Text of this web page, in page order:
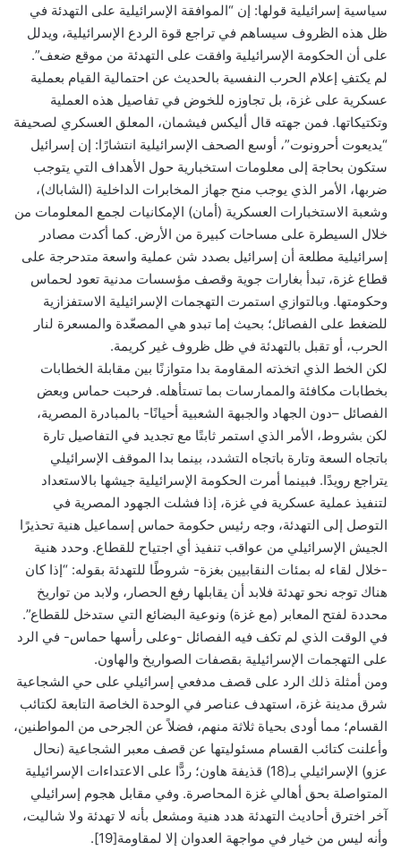
سياسية إسرائيلية قولها: إن “الموافقة الإسرائيلية على التهدئة في
ظل هذه الظروف سيساهم في تراجع قوة الردع الإسرائيلية، ويدلل
على أن الحكومة الإسرائيلية وافقت على التهدئة من موقع ضعف”.
لم يكتفِ إعلام الحرب النفسية بالحديث عن احتمالية القيام بعملية
عسكرية على غزة، بل تجاوزه للخوض في تفاصيل هذه العملية
وتكتيكاتها. فمن جهته قال أليكس فيشمان، المعلق العسكري لصحيفة
“يديعوت أحرونوت”، أوسع الصحف الإسرائيلية انتشارًا: إن إسرائيل
ستكون بحاجة إلى معلومات استخبارية حول الأهداف التي يتوجب
ضربها، الأمر الذي يوجب منح جهاز المخابرات الداخلية (الشاباك)،
وشعبة الاستخبارات العسكرية (أمان) الإمكانيات لجمع المعلومات من
خلال السيطرة على مساحات كبيرة من الأرض. كما أكدت مصادر
إسرائيلية مطلعة أن إسرائيل بصدد شن عملية واسعة متدحرجة على
قطاع غزة، تبدأ بغارات جوية وقصف مؤسسات مدنية تعود لحماس
وحكومتها. وبالتوازي استمرت التهجمات الإسرائيلية الاستفزازية
للضغط على الفصائل؛ بحيث إما تبدو هي المصعّدة والمسعرة لنار
الحرب، أو تقبل بالتهدئة في ظل ظروف غير كريمة.
لكن الخط الذي اتخذته المقاومة بدا متوازنًا بين مقابلة الخطابات
بخطابات مكافئة والممارسات بما تستأهله. فرحبت حماس وبعض
الفصائل –دون الجهاد والجبهة الشعبية أحيانًا- بالمبادرة المصرية،
لكن بشروط، الأمر الذي استمر ثابتًا مع تجديد في التفاصيل تارة
باتجاه السعة وتارة باتجاه التشدد، بينما بدا الموقف الإسرائيلي
يتراجع رويدًا. فبينما أمرت الحكومة الإسرائيلية جيشها بالاستعداد
لتنفيذ عملية عسكرية في غزة، إذا فشلت الجهود المصرية في
التوصل إلى التهدئة، وجه رئيس حكومة حماس إسماعيل هنية تحذيرًا
الجيش الإسرائيلي من عواقب تنفيذ أي اجتياح للقطاع. وحدد هنية
-خلال لقاء له بمئات النقابيين بغزة- شروطًا للتهدئة بقوله: “إذا كان
هناك توجه نحو تهدئة فلابد أن يقابلها رفع الحصار، ولابد من تواريخ
محددة لفتح المعابر (مع غزة) ونوعية البضائع التي ستدخل للقطاع”.
في الوقت الذي لم تكف فيه الفصائل -وعلى رأسها حماس- في الرد
على التهجمات الإسرائيلية بقصفات الصواريخ والهاون.
ومن أمثلة ذلك الرد على قصف مدفعي إسرائيلي على حي الشجاعية
شرق مدينة غزة، استهدف عناصر في الوحدة الخاصة التابعة لكتائب
القسام؛ مما أودى بحياة ثلاثة منهم، فضلاً عن الجرحى من المواطنين،
وأعلنت كتائب القسام مسئوليتها عن قصف معبر الشجاعية (نحال
عزو) الإسرائيلي بـ(18) قذيفة هاون؛ ردًّا على الاعتداءات الإسرائيلية
المتواصلة بحق أهالي غزة المحاصرة. وفي مقابل هجوم إسرائيلي
آخر اخترق أحاديث التهدئة هدد هنية ومشعل بأنه لا تهدئة ولا شاليت،
وأنه ليس من خيار في مواجهة العدوان إلا لمقاومة[19].